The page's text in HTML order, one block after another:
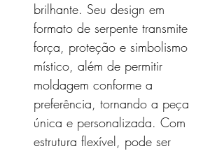
brilhante. Seu design em
formato de serpente transmite
força, proteção e simbolismo
místico, além de permitir
moldagem conforme a
preferência, tornando a peça
única e personalizada. Com
estrutura flexível, pode ser